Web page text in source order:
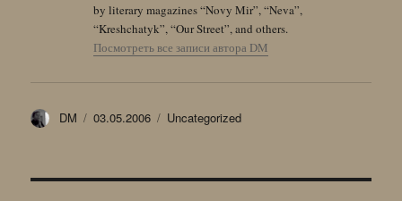
by literary magazines “Novy Mir”, “Neva”,
“Kreshchatyk”, “Our Street”, and others.
Посмотреть все записи автора DM
Автор
DM Опубликовано
03.05.2006 Рубрики
Uncategorized